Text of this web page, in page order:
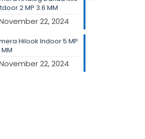
2 MP 3.6 MM
22, 2024
Hilook Indoor 5 MP
22, 2024